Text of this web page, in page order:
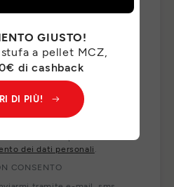
trattati da MCZ GROUP
Per il riscontro delle
i Suoi dati personali
Le forniranno direttamente i
informazioni può consultare
dei dati personali
CONSENTO
GIUSTO!
a pellet MCZ,
di cashback
DI PIÙ!